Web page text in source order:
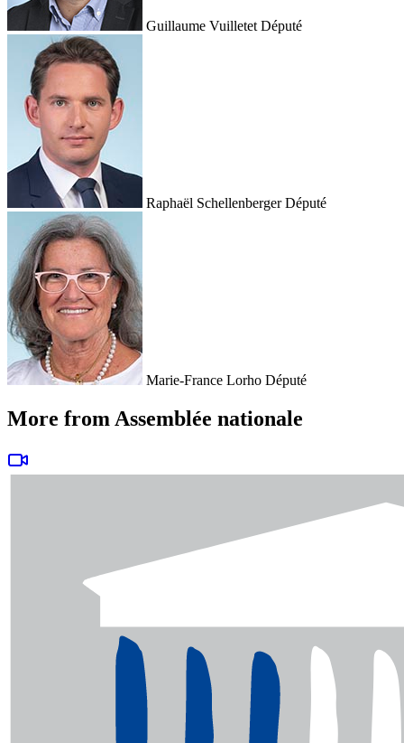
Guillaume Vuilletet Député
Raphaël Schellenberger Député
Marie-France Lorho Député
More from Assemblée nationale